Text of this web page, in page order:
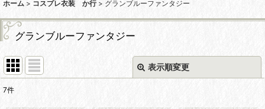
ホーム > コスプレ衣装 か行 > グランブルーファンタジー
グランブルーファンタジー
表示順変更
7件